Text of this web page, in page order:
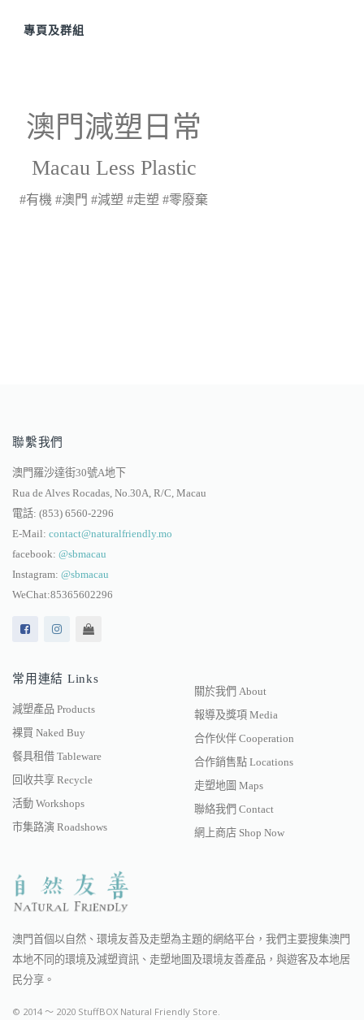
專頁及群組
澳門減塑日常
Macau Less Plastic
#有機 #澳門 #減塑 #走塑 #零廢棄
聯繫我們
澳門羅沙達街30號A地下
Rua de Alves Rocadas, No.30A, R/C, Macau
電話: (853) 6560-2296
E-Mail: contact@naturalfriendly.mo
facebook: @sbmacau
Instagram: @sbmacau
WeChat:85365602296
常用連結 Links
減塑產品 Products
裸買 Naked Buy
餐具租借 Tableware
回收共享 Recycle
活動 Workshops
市集路演 Roadshows
關於我們 About
報導及獎項 Media
合作伙伴 Cooperation
合作銷售點 Locations
走塑地圖 Maps
聯絡我們 Contact
網上商店 Shop Now
澳門首個以自然、環境友善及走塑為主題的網絡平台，我們主要搜集澳門
本地不同的環境及減塑資訊、走塑地圖及環境友善產品，與遊客及本地居
民分享。
© 2014 〜 2020 StuffBOX Natural Friendly Store.